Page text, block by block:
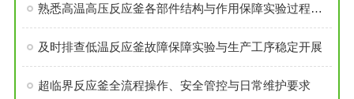
熟悉高温高压反应釜各部件结构与作用保障实验过程安全稳定
及时排查低温反应釜故障保障实验与生产工序稳定开展
超临界反应釜全流程操作、安全管控与日常维护要求